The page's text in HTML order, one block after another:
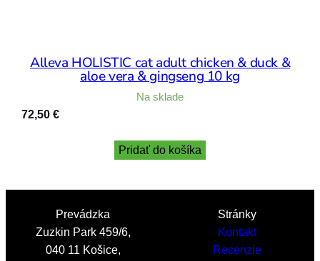
Alleva HOLISTIC cat adult chicken & duck &
aloe vera & gingseng 10 kg
Na sklade
72,50 €
Pridať do košíka
Prevádzka
Zuzkin Park 459/6,
040 11 Košice,
Stránky
Kontakt
Recenzie